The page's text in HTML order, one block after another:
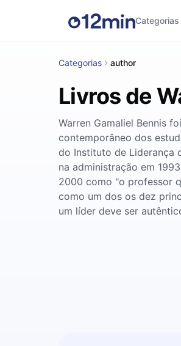
Categorias
Categorias author
Livros de
Warren Gamaliel Bennis
contemporâneo dos
do Instituto de Liderança
na administração em
2000 como "o professor
como um dos os dez
um líder deve ser